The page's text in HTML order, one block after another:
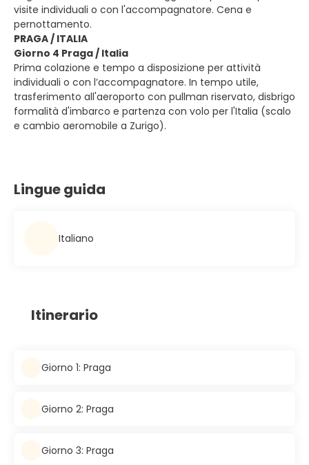
visite individuali o con l'accompagnatore. Cena e
pernottamento.
PRAGA / ITALIA
Giorno 4 Praga / Italia
Prima colazione e tempo a disposizione per attività
individuali o con l’accompagnatore. In tempo utile,
trasferimento all'aeroporto con pullman riservato, disbrigo
formalità d'imbarco e partenza con volo per l'Italia (scalo
e cambio aeromobile a Zurigo).
Lingue guida
Italiano
Itinerario
Giorno 1: Praga
Giorno 2: Praga
Giorno 3: Praga